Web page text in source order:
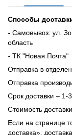
Способы
- Самовывоз: ул.
область
- ТК "Новая Почта"
Отправка в
Отправка
Срок доставки – 1-
Стоимость
Если на странице
доставка»,